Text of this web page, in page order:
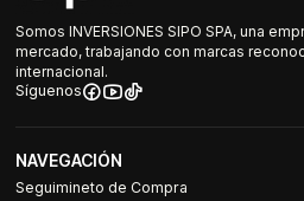
Somos INVERSIONES SIPO SPA, una
mercado, trabajando con marcas
internacional.
Síguenos
NAVEGACIÓN
Seguimineto de Compra